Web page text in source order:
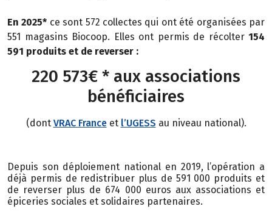
En 2025* ce sont 572 collectes qui ont été organisées par
551 magasins Biocoop. Elles ont permis de récolter 154
591 produits et de reverser :
220 573€ * aux associations
bénéficiaires
(dont VRAC Franceet l’UGESS au niveau national).
Depuis son déploiement national en 2019, l’opération a
déjà permis de redistribuer plus de 591 000 produits et
de reverser plus de 674 000 euros aux associations et
épiceries sociales et solidaires partenaires.